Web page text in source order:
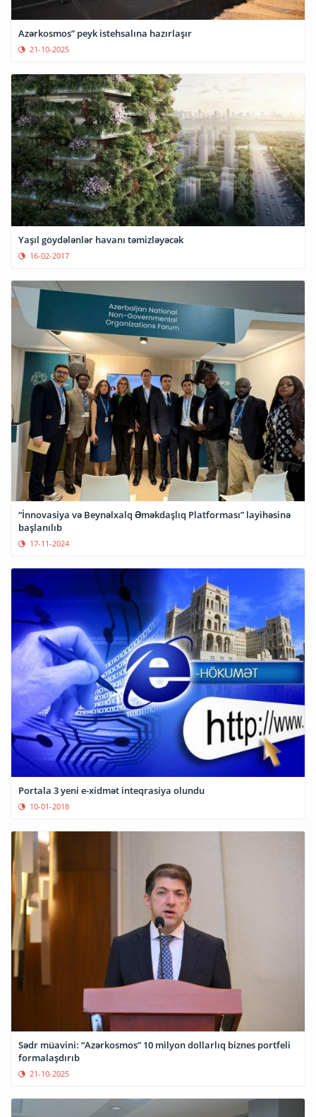
Azərkosmos” peyk istehsalına hazırlaşır
21-10-2025
Yaşıl göydələnlər havanı təmizləyəcək
16-02-2017
“İnnovasiya və Beynəlxalq Əməkdaşlıq Platforması” layihəsinə
başlanılıb
17-11-2024
Portala 3 yeni e-xidmət inteqrasiya olundu
10-01-2018
Sədr müavini: “Azərkosmos” 10 milyon dollarlıq biznes portfeli
formalaşdırıb
21-10-2025